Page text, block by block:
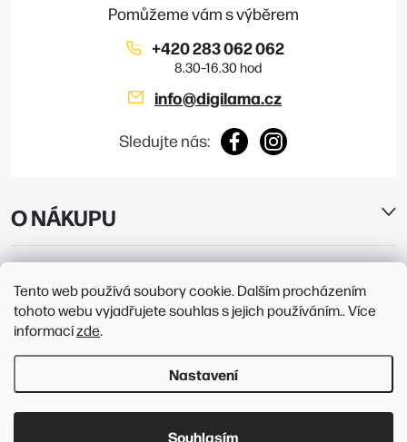
Tento web používá soubory cookie. Dalším procházením
tohoto webu vyjadřujete souhlas s jejich používáním.. Více
informacízde.
Nastavení
Souhlasím
O NÁKUPU
PRODEJNY
info@digilama.cz
+420 283 062 062
Sledujte nás: